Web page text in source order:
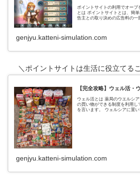
ポイントサイトの利用でオー
とは ポイントサイトとは、簡
告主との取り決めの広告料の一
genjyu.katteni-simulation.com
＼ポイントサイトは生活に役立てる
【完全攻略】ウェル活・
ウェル活とは 薬局のウエルシ
の買い物ができる制度を利用
を言います。 ウェルシアに置
genjyu.katteni-simulation.com